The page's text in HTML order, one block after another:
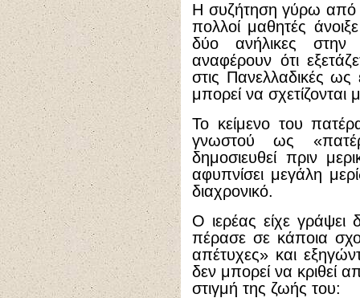
Η συζήτηση γύρω από
πολλοί μαθητές
δύο ανήλικες
αναφέρουν ότι
στις Πανελλαδικές
μπορεί να
Το κείμενο του
γνωστού ως
δημοσιευθεί πριν
αφυπνίσει μεγάλη
διαχρονικό.
Ο ιερέας είχε γράψει
πέρασε σε κάποια
απέτυχες» και
δεν μπορεί να κριθεί
στιγμή της ζωής του: